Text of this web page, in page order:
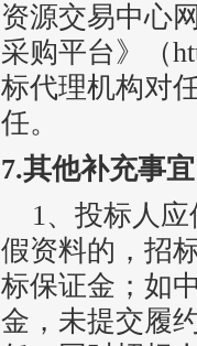
资源交易中心
采购平台》
（
标代理机构对
任。
7.其他补充事宜
1、 投标人
假资料的，招
标保证金；如
金，未提交履